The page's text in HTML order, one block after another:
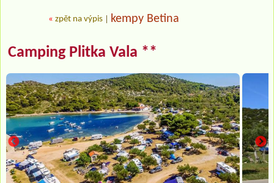
« zpět na výpis kempy Betina
Camping Plitka Vala **